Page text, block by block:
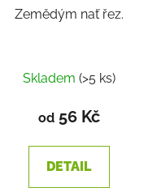
Zemědým nať řez.
Skladem (>5 ks)
od56 Kč
DETAIL